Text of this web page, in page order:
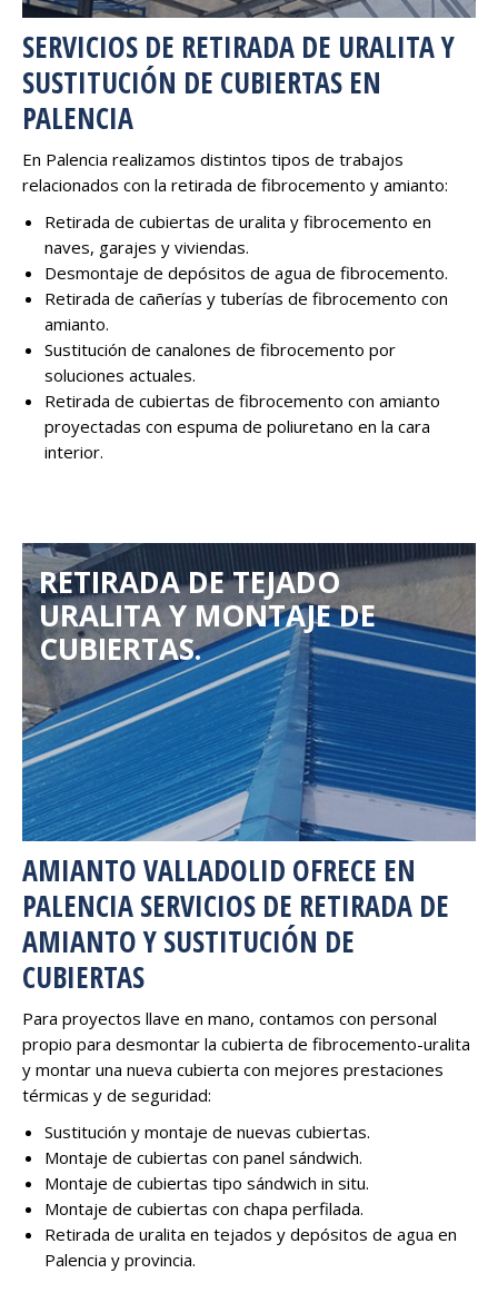
SERVICIOS DE RETIRADA DE URALITA Y
SUSTITUCIÓN DE CUBIERTAS EN
PALENCIA
En Palencia realizamos distintos tipos de trabajos
relacionados con la retirada de fibrocemento y amianto:
Retirada de cubiertas de uralita y fibrocemento en
naves, garajes y viviendas.
Desmontaje de depósitos de agua de fibrocemento.
Retirada de cañerías y tuberías de fibrocemento con
amianto.
Sustitución de canalones de fibrocemento por
soluciones actuales.
Retirada de cubiertas de fibrocemento con amianto
proyectadas con espuma de poliuretano en la cara
interior.
RETIRADA DE TEJADO
URALITA Y MONTAJE DE
CUBIERTAS.
AMIANTO VALLADOLID OFRECE EN
PALENCIA SERVICIOS DE RETIRADA DE
AMIANTO Y SUSTITUCIÓN DE
CUBIERTAS
Para proyectos llave en mano, contamos con personal
propio para desmontar la cubierta de fibrocemento-uralita
y montar una nueva cubierta con mejores prestaciones
térmicas y de seguridad:
Sustitución y montaje de nuevas cubiertas.
Montaje de cubiertas con panel sándwich.
Montaje de cubiertas tipo sándwich in situ.
Montaje de cubiertas con chapa perfilada.
Retirada de uralita en tejados y depósitos de agua en
Palencia y provincia.